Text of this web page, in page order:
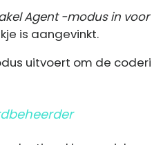
Agent -modus in voor
is aangevinkt.